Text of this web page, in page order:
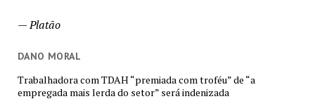
—Platão
DANO MORAL
Trabalhadora com TDAH “premiada com troféu” de “a
empregada mais lerda do setor” será indenizada